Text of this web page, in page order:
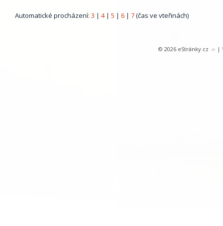
Automatické procházení: 3 | 4| 5 | 6 | 7(čas ve vteřinách)
© 2026 eStránky.cz |